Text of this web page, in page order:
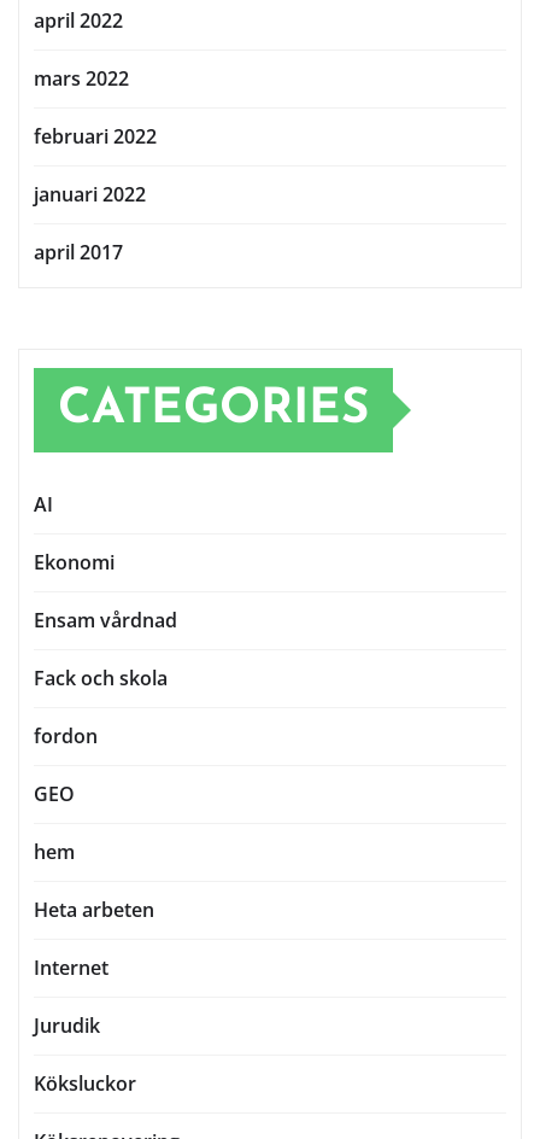
april 2022
mars 2022
februari 2022
januari 2022
april 2017
CATEGORIES
AI
Ekonomi
Ensam vårdnad
Fack och skola
fordon
GEO
hem
Heta arbeten
Internet
Jurudik
Köksluckor